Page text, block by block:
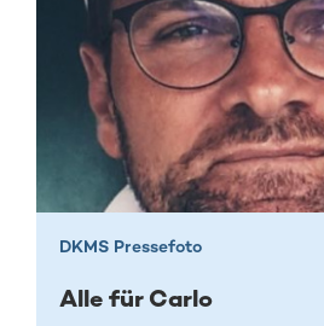
DKMS Pressefoto
Alle für Carlo